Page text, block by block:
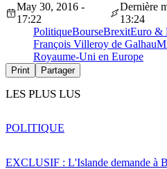
May 30, 2016 -
17:22
Dernière
13:24
PolitiqueBourseBrexitEuro &
François Villeroy de Galhau
Royaume-Uni en Europe
Print Partager
LES PLUS LUS
EXCLUSIF : L'Islande demande à
POLITIQUE